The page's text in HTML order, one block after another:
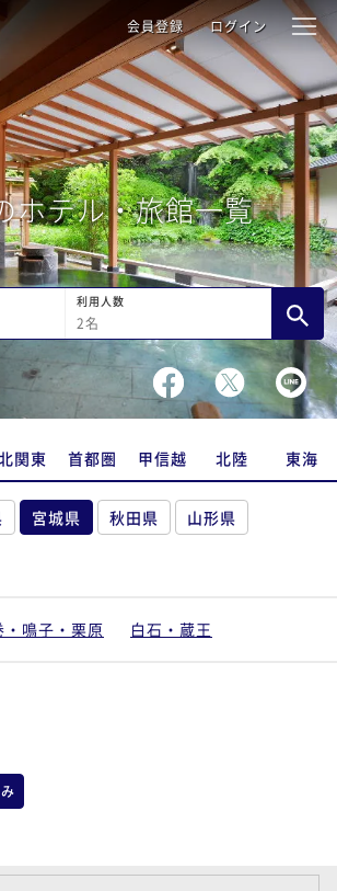
会員登録 ログイン
ホテル・旅館一覧
利用人数
2名
関東 首都圏 甲信越 北陸 東海
宮城県 秋田県
山形県
鳴子・栗原 白石・蔵王